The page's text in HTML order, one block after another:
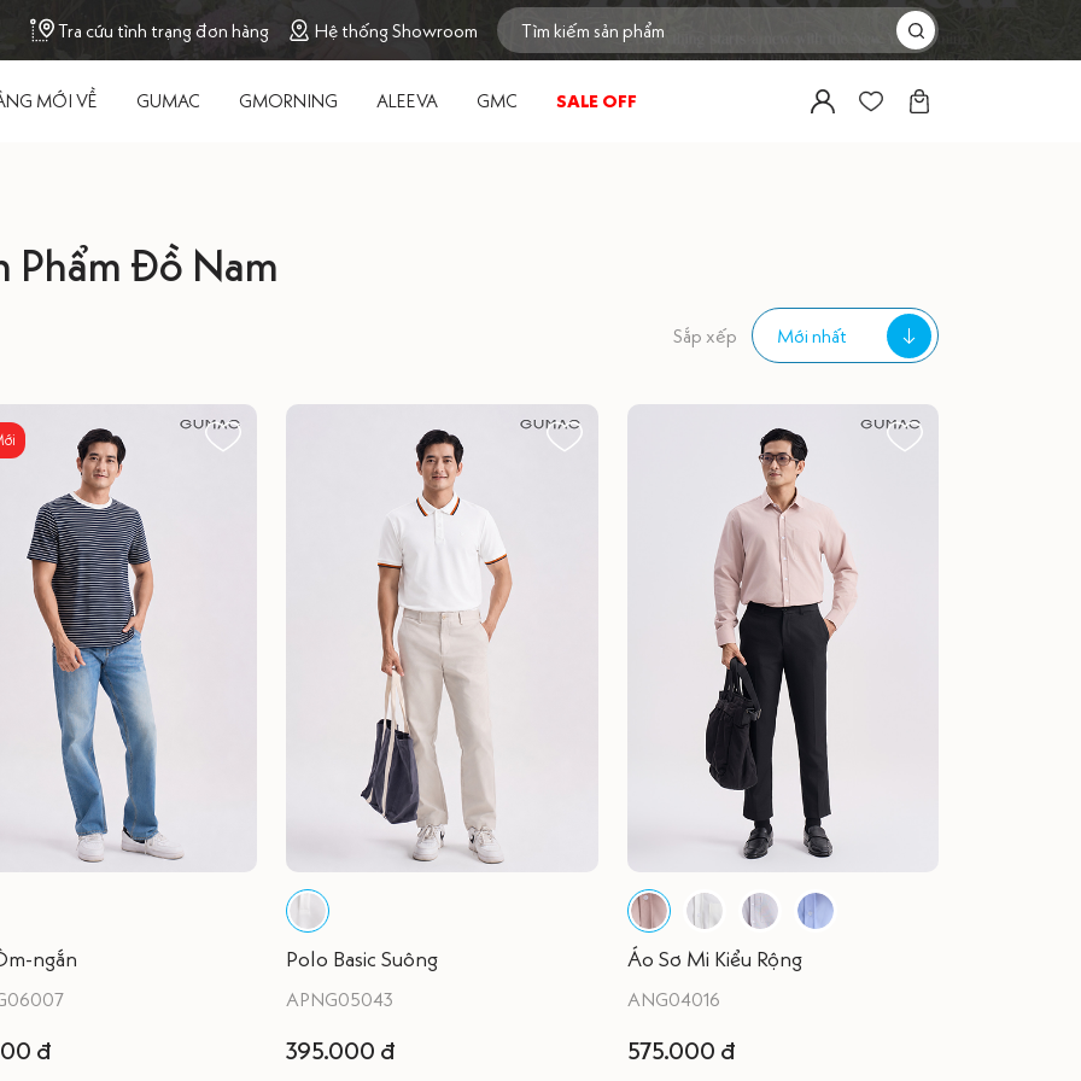
Tra cứu tình trạng đơn hàng Hệ thống Showroom
MỚI VỀ GUMAC GMORNING ALEEVA GMC SALE OFF
Phẩm Đồ Nam
Sắp xếp Mới nhất
ngắn
đ
Polo Basic Suông
APNG05043
395.000 đ
Áo Sơ Mi Kiểu Rộng
ANG04016
575.000 đ